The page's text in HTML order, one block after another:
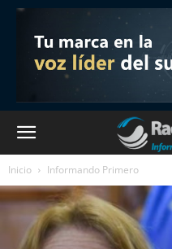
Inicio Informando Primero